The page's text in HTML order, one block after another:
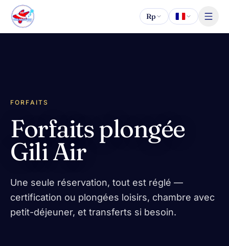
Aller au contenu
Rp
FORFAITS
Forfaits plongée
Gili Air
Une seule réservation, tout est réglé —
certification ou plongées loisirs, chambre avec
petit-déjeuner, et transferts si besoin.